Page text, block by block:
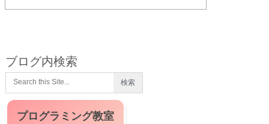
ブログ内検索
プログラミング教室